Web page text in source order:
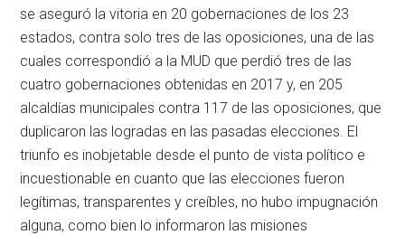
se aseguró la vitoria en 20 gobernaciones de los 23
estados, contra solo tres de las oposiciones, una de las
cuales correspondió a la MUD que perdió tres de las
cuatro gobernaciones obtenidas en 2017 y, en 205
alcaldías municipales contra 117 de las oposiciones, que
duplicaron las logradas en las pasadas elecciones. El
triunfo es inobjetable desde el punto de vista político e
incuestionable en cuanto que las elecciones fueron
legítimas, transparentes y creíbles, no hubo impugnación
alguna, como bien lo informaron las misiones